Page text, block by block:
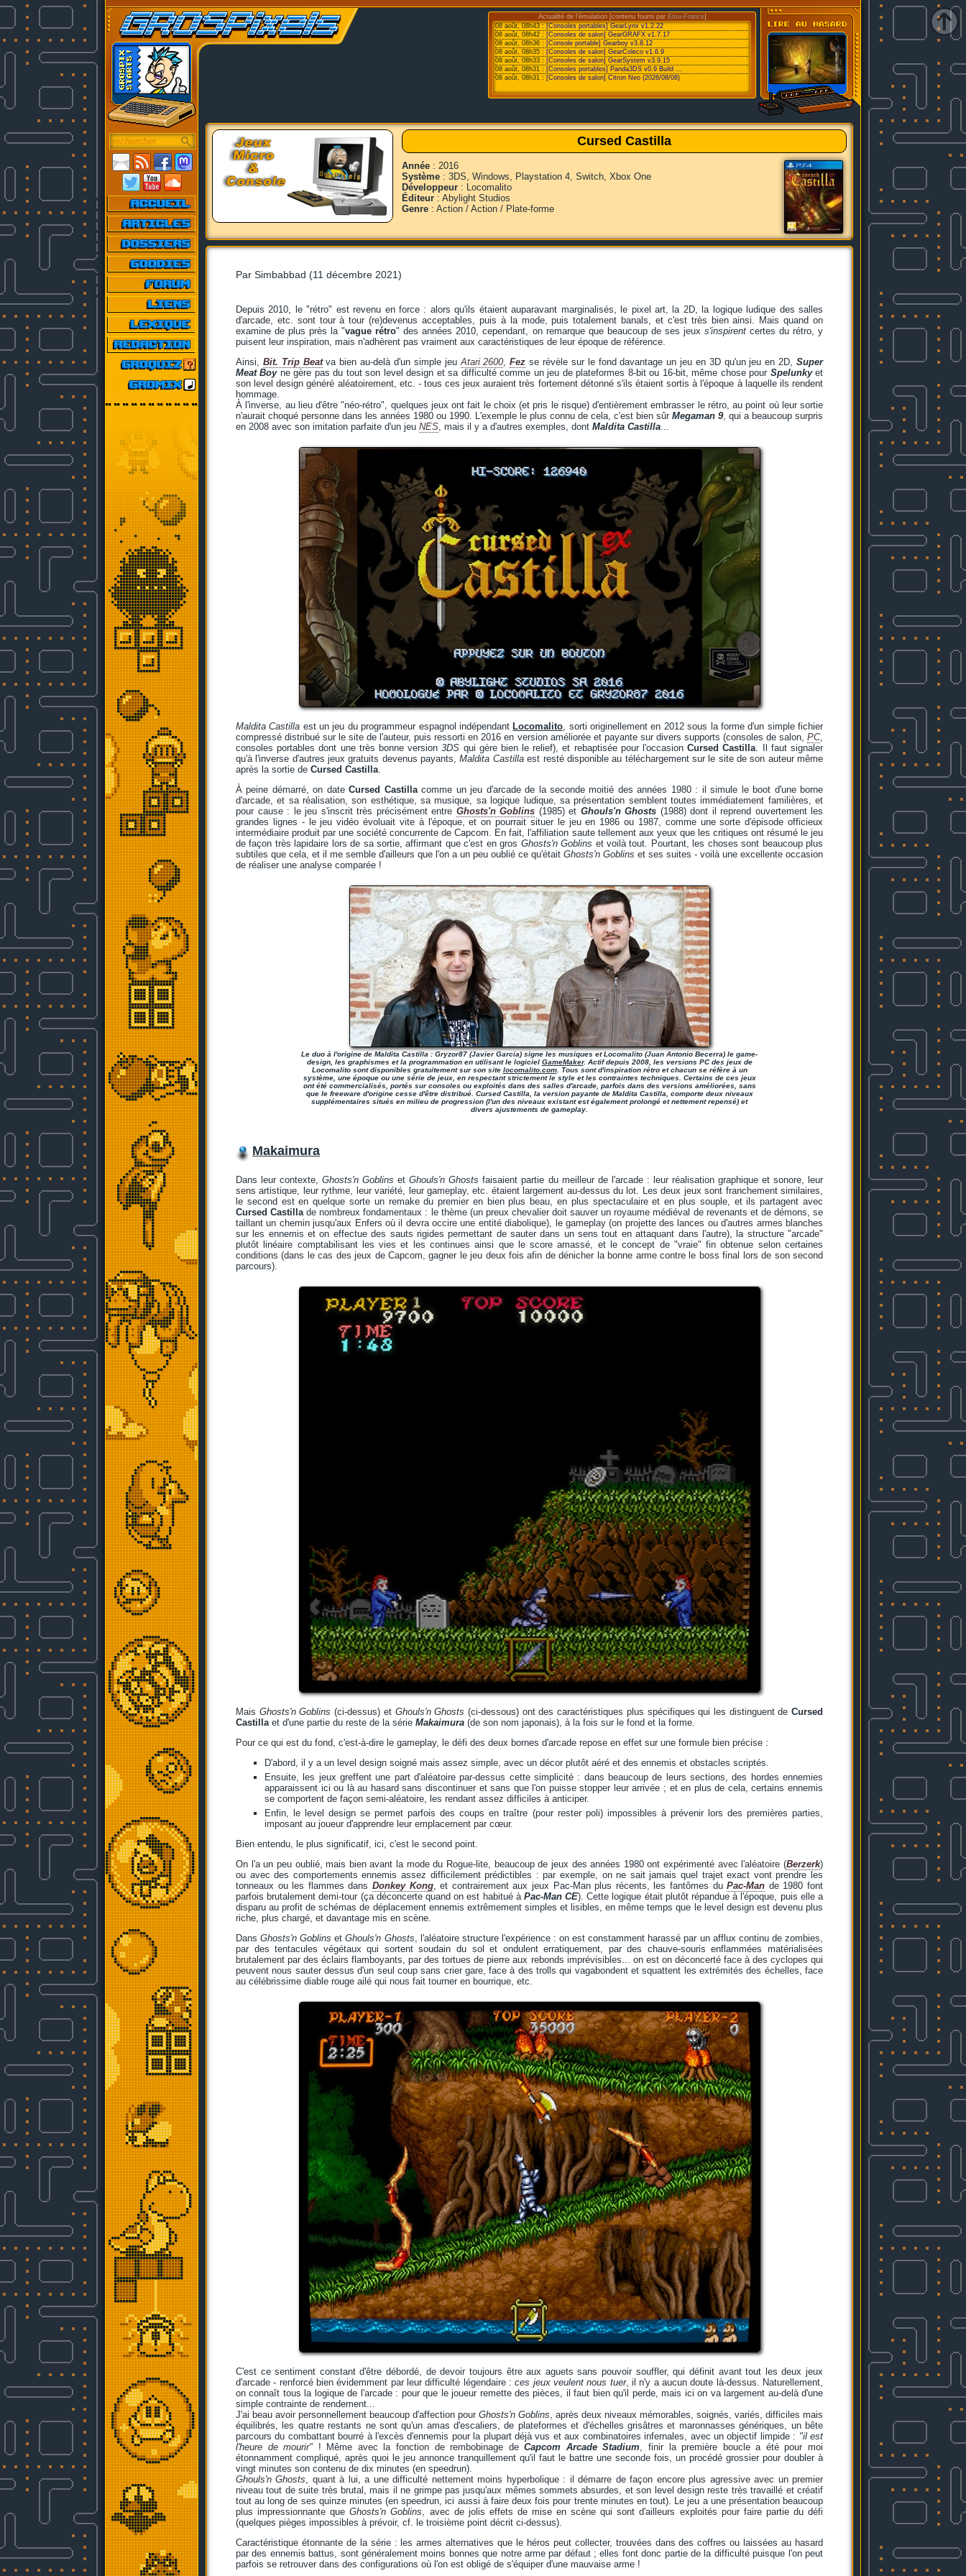
Actualité de l'émulation [contenu fourni par Emu-France]
08 août, 08h43 :[Consoles portables] GearLynx v1.2.22
08 août, 08h42 : [Consoles de salon] GearGRAFX v1.7.17
08 août, 08h36 : [Console portable] Gearboy v3.8.12
08 août, 08h35 : [Consoles de salon] GearColeco v1.6.9
08 août, 08h33 : [Consoles de salon] GearSystem v3.9.15
08 août, 08h31 : [Consoles portables] Panda3DS v0.9 Build ...
08 août, 08h31 : [Consoles de salon] Citron Neo (2026/08/08)
Cursed Castilla
Année : 2016
Système : 3DS, Windows, Playstation 4, Switch, Xbox One
Développeur : Locomalito
Éditeur : Abylight Studios
Genre : Action / Action / Plate-forme
Par Simbabbad (11 décembre 2021)
Depuis 2010, le "rétro" est revenu en force : alors qu'ils étaient auparavant marginalisés, le pixel art, la 2D, la logique ludique des salles
d'arcade, etc. sont tour à tour (re)devenus acceptables, puis à la mode, puis totalement banals, et c'est très bien ainsi. Mais quand on
examine de plus près la "vague rétro" des années 2010, cependant, on remarque que beaucoup de ses jeux s'inspirentcertes du rétro, y
puisent leur inspiration, mais n'adhèrent pas vraiment aux caractéristiques de leur époque de référence.
Ainsi, Bit. Trip Beatva bien au-delà d'un simple jeuAtari 2600,Fez se révèle sur le fond davantage un jeu en 3D qu'un jeu en 2D,Super
Meat Boyne gère pas du tout son level design et sa difficulté comme un jeu de plateformes 8-bit ou 16-bit, même chose pour Spelunkyet
son level design généré aléatoirement, etc. - tous ces jeux auraient très fortement détonné s'ils étaient sortis à l'époque à laquelle ils rendent
hommage.
À l'inverse, au lieu d'être "néo-rétro", quelques jeux ont fait le choix (et pris le risque) d'entièrement embrasser le rétro, au point où leur sortie
n'aurait choqué personne dans les années 1980 ou 1990. L'exemple le plus connu de cela, c'est bien sûr Megaman 9, qui a beaucoup surpris
en 2008 avec son imitation parfaite d'un jeu NES, mais il y a d'autres exemples, dont Maldita Castilla...
Maldita Castilla est un jeu du programmeur espagnol indépendant Locomalito, sorti originellement en 2012 sous la forme d'un simple fichier
compressé distribué sur le site de l'auteur, puis ressorti en 2016 en version améliorée et payante sur divers supports (consoles de salon, PC,
consoles portables dont une très bonne version3DS qui gère bien le relief), et rebaptisée pour l'occasionCursed Castilla. Il faut signaler
qu'à l'inverse d'autres jeux gratuits devenus payants,Maldita Castillaest resté disponible au téléchargement sur le site de son auteur même
après la sortie de Cursed Castilla.
À peine démarré, on dateCursed Castillacomme un jeu d'arcade de la seconde moitié des années 1980 : il simule le boot d'une borne
d'arcade, et sa réalisation, son esthétique, sa musique, sa logique ludique, sa présentation semblent toutes immédiatement familières, et
pour cause : le jeu s'inscrit très précisément entre Ghosts'n Goblins (1985) et Ghouls'n Ghosts (1988) dont il reprend ouvertement les
grandes lignes - le jeu vidéo évoluait vite à l'époque, et on pourrait situer le jeu en 1986 ou 1987, comme une sorte d'épisode officieux
intermédiaire produit par une société concurrente de Capcom. En fait, l'affiliation saute tellement aux yeux que les critiques ont résumé le jeu
de façon très lapidaire lors de sa sortie, affirmant que c'est en gros Ghosts'n Goblins et voilà tout. Pourtant, les choses sont beaucoup plus
subtiles que cela, et il me semble d'ailleurs que l'on a un peu oublié ce qu'était Ghosts'n Goblins et ses suites - voilà une excellente occasion
de réaliser une analyse comparée !
Le duo à l'origine de Maldita Castilla : Gryzor87 (Javier Garcia) signe les musiques et Locomalito (Juan Antonio Becerra) le game-
design, les graphismes et la programmation en utilisant le logiciel GameMaker. Actif depuis 2008, les versions PC des jeux de
Locomalito sont disponibles gratuitement sur son site locomalito.com. Tous sont d'inspiration rétro et chacun se réfère à un
système, une époque ou une série de jeux, en respectant strictement le style et les contraintes techniques. Certains de ces jeux
ont été commercialisés, portés sur consoles ou exploités dans des salles d'arcade, parfois dans des versions améliorées, sans
que le freeware d'origine cesse d'être distribué. Cursed Castilla, la version payante de Maldita Castilla, comporte deux niveaux
supplémentaires situés en milieu de progression (l'un des niveaux existant est également prolongé et nettement repensé) et
divers ajustements de gameplay.
Makaimura
Dans leur contexte,Ghosts'n Goblins etGhouls'n Ghosts faisaient partie du meilleur de l'arcade : leur réalisation graphique et sonore, leur
sens artistique, leur rythme, leur variété, leur gameplay, etc. étaient largement au-dessus du lot. Les deux jeux sont franchement similaires,
le second est en quelque sorte un remake du premier en bien plus beau, en plus spectaculaire et en plus souple, et ils partagent avec
Cursed Castillade nombreux fondamentaux : le thème (un preux chevalier doit sauver un royaume médiéval de revenants et de démons, se
taillant un chemin jusqu'aux Enfers où il devra occire une entité diabolique), le gameplay (on projette des lances ou d'autres armes blanches
sur les ennemis et on effectue des sauts rigides permettant de sauter dans un sens tout en attaquant dans l'autre), la structure "arcade"
plutôt linéaire comptabilisant les vies et les continues ainsi que le score amassé, et le concept de "vraie" fin obtenue selon certaines
conditions (dans le cas des jeux de Capcom, gagner le jeu deux fois afin de dénicher la bonne arme contre le boss final lors de son second
parcours).
Mais Ghosts'n Goblins (ci-dessus) et Ghouls'n Ghosts (ci-dessous) ont des caractéristiques plus spécifiques qui les distinguent deCursed
Castillaet d'une partie du reste de la série Makaimura (de son nom japonais), à la fois sur le fond et la forme.
Pour ce qui est du fond, c'est-à-dire le gameplay, le défi des deux bornes d'arcade repose en effet sur une formule bien précise :
D'abord, il y a un level design soigné mais assez simple, avec un décor plutôt aéré et des ennemis et obstacles scriptés.
Ensuite, les jeux greffent une part d'aléatoire par-dessus cette simplicité : dans beaucoup de leurs sections, des hordes ennemies
apparaissent ici ou là au hasard sans discontinuer et sans que l'on puisse stopper leur arrivée ; et en plus de cela, certains ennemis
se comportent de façon semi-aléatoire, les rendant assez difficiles à anticiper.
Enfin, le level design se permet parfois des coups en traître (pour rester poli) impossibles à prévenir lors des premières parties,
imposant au joueur d'apprendre leur emplacement par cœur.
Bien entendu, le plus significatif, ici, c'est le second point.
On l'a un peu oublié, mais bien avant la mode du Rogue-lite, beaucoup de jeux des années 1980 ont expérimenté avec l'aléatoire (Berzerk)
ou avec des comportements ennemis assez difficilement prédictibles : par exemple, on ne sait jamais quel trajet exact vont prendre les
tonneaux ou les flammes dans Donkey Kong, et contrairement aux jeux Pac-Man plus récents, les fantômes duPac-Man de 1980 font
parfois brutalement demi-tour (ça déconcerte quand on est habitué à Pac-Man CE). Cette logique était plutôt répandue à l'époque, puis elle a
disparu au profit de schémas de déplacement ennemis extrêmement simples et lisibles, en même temps que le level design est devenu plus
riche, plus chargé, et davantage mis en scène.
DansGhosts'n Goblins etGhouls'n Ghosts, l'aléatoire structure l'expérience : on est constamment harassé par un afflux continu de zombies,
par des tentacules végétaux qui sortent soudain du sol et ondulent erratiquement, par des chauve-souris enflammées matérialisées
brutalement par des éclairs flamboyants, par des tortues de pierre aux rebonds imprévisibles... on est on déconcerté face à des cyclopes qui
peuvent nous sauter dessus d'un seul coup sans crier gare, face à des trolls qui vagabondent et squattent les extrémités des échelles, face
au célébrissime diable rouge ailé qui nous fait tourner en bourrique, etc.
C'est ce sentiment constant d'être débordé, de devoir toujours être aux aguets sans pouvoir souffler, qui définit avant tout les deux jeux
d'arcade - renforcé bien évidemment par leur difficulté légendaire :ces jeux veulent nous tuer, il n'y a aucun doute là-dessus. Naturellement,
on connaît tous la logique de l'arcade : pour que le joueur remette des pièces, il faut bien qu'il perde, mais ici on va largement au-delà d'une
simple contrainte de rendement...
J'ai beau avoir personnellement beaucoup d'affection pour Ghosts'n Goblins, après deux niveaux mémorables, soignés, variés, difficiles mais
équilibrés, les quatre restants ne sont qu'un amas d'escaliers, de plateformes et d'échelles grisâtres et maronnasses génériques, un bête
parcours du combattant bourré à l'excès d'ennemis pour la plupart déjà vus et aux combinatoires infernales, avec un objectif limpide : "il est
l'heure de mourir" ! Même avec la fonction de rembobinage deCapcom Arcade Stadium, finir la première boucle a été pour moi
étonnamment compliqué, après quoi le jeu annonce tranquillement qu'il faut le battre une seconde fois, un procédé grossier pour doubler à
vingt minutes son contenu de dix minutes (en speedrun).
Ghouls'n Ghosts, quant à lui, a une difficulté nettement moins hyperbolique : il démarre de façon encore plus agressive avec un premier
niveau tout de suite très brutal, mais il ne grimpe pas jusqu'aux mêmes sommets absurdes, et son level design reste très travaillé et créatif
tout au long de ses quinze minutes (en speedrun, ici aussi à faire deux fois pour trente minutes en tout). Le jeu a une présentation beaucoup
plus impressionnante queGhosts'n Goblins, avec de jolis effets de mise en scène qui sont d'ailleurs exploités pour faire partie du défi
(quelques pièges impossibles à prévoir, cf. le troisième point décrit ci-dessus).
Caractéristique étonnante de la série : les armes alternatives que le héros peut collecter, trouvées dans des coffres ou laissées au hasard
par des ennemis battus, sont généralement moins bonnes que notre arme par défaut ; elles font donc partie de la difficulté puisque l'on peut
parfois se retrouver dans des configurations où l'on est obligé de s'équiper d'une mauvaise arme !